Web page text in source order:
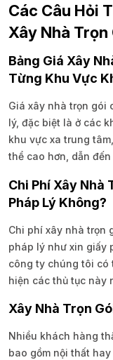
Các Câu Hỏi
Xây Nhà Trọn
Bảng Giá Xây
Từng Khu Vực
Giá xây nhà trọn gói
lý, đặc biệt là ở các
khu vực xa trung
thể cao hơn, dẫn
Chi Phí Xây Nhà
Pháp Lý Không?
Chi phí xây nhà trọn
pháp lý như xin giấy
công ty chúng tôi có
hiện các thủ tục này
Xây Nhà Trọn
Nhiều khách hàng
bao gồm nội thất